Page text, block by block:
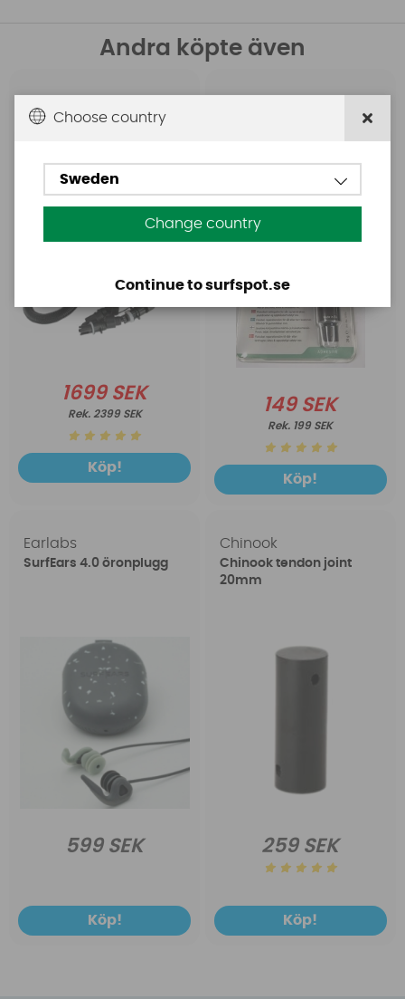
Andra köpte även
Base Rechargeable
1699 SEK
2399 SEK
Köp!
149 SEK
199 SEK
Köp!
Earlabs
SurfEars 4.0 öronplugg
599 SEK
Köp!
Chinook
Chinook tendon joint
20mm
259 SEK
Köp!
Choose country
Sweden
Change country
Continue to surfspot.se